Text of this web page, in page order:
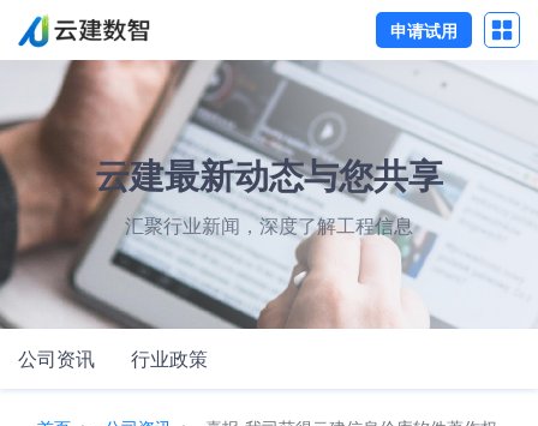
申请试用
云建最新动态与您共享
汇聚行业新闻，深度了解工程信息
公司资讯 行业政策